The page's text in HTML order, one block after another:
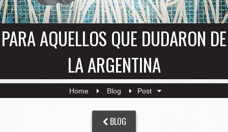
PARA AQUELLOS QUE DUDARON DE
LA ARGENTINA
Home Blog Post
BLOG